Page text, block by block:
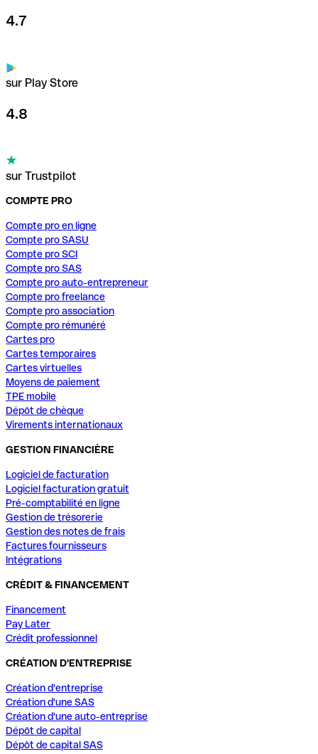
4.7
sur Play Store
4.8
sur Trustpilot
COMPTE PRO
Compte pro en ligne
Compte pro SASU
Compte pro SCI
Compte pro SAS
Compte pro auto-entrepreneur
Compte pro freelance
Compte pro association
Compte pro rémunéré
Cartes pro
Cartes temporaires
Cartes virtuelles
Moyens de paiement
TPE mobile
Dépôt de chèque
Virements internationaux
GESTION FINANCIÈRE
Logiciel de facturation
Logiciel facturation gratuit
Pré-comptabilité en ligne
Gestion de trésorerie
Gestion des notes de frais
Factures fournisseurs
Intégrations
CRÈDIT & FINANCEMENT
Financement
Pay Later
Crédit professionnel
CRÉATION D'ENTREPRISE
Création d'entreprise
Création d'une SAS
Création d'une auto-entreprise
Dépôt de capital
Dépôt de capital SAS